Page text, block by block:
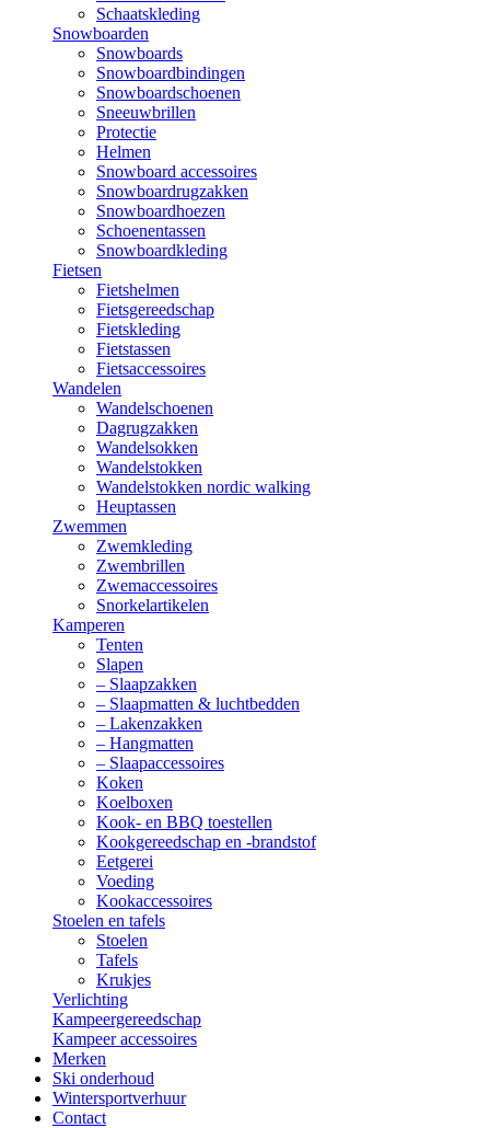
Schaatskleding
Snowboarden
Snowboards
Snowboardbindingen
Snowboardschoenen
Sneeuwbrillen
Protectie
Helmen
Snowboard accessoires
Snowboardrugzakken
Snowboardhoezen
Schoenentassen
Snowboardkleding
Fietsen
Fietshelmen
Fietsgereedschap
Fietskleding
Fietstassen
Fietsaccessoires
Wandelen
Wandelschoenen
Dagrugzakken
Wandelsokken
Wandelstokken
Wandelstokken nordic walking
Heuptassen
Zwemmen
Zwemkleding
Zwembrillen
Zwemaccessoires
Snorkelartikelen
Kamperen
Tenten
Slapen
– Slaapzakken
– Slaapmatten & luchtbedden
– Lakenzakken
– Hangmatten
– Slaapaccessoires
Koken
Koelboxen
Kook- en BBQ toestellen
Kookgereedschap en -brandstof
Eetgerei
Voeding
Kookaccessoires
Stoelen en tafels
Stoelen
Tafels
Krukjes
Verlichting
Kampeergereedschap
Kampeer accessoires
Merken
Ski onderhoud
Wintersportverhuur
Contact